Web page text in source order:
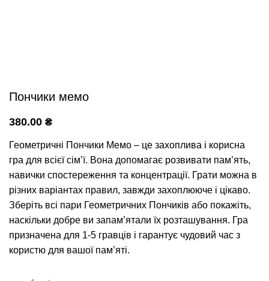
Пончики мемо
380.00 ₴
Геометричні Пончики Мемо – це захоплива і корисна
гра для всієї сім’ї. Вона допомагає розвивати пам’ять,
навички спостереження та концентрації. Грати можна в
різних варіантах правил, завжди захоплююче і цікаво.
Зберіть всі пари Геометричних Пончиків або покажіть,
наскільки добре ви запам’ятали їх розташування. Гра
призначена для 1-5 гравців і гарантує чудовий час з
користю для вашої пам’яті.